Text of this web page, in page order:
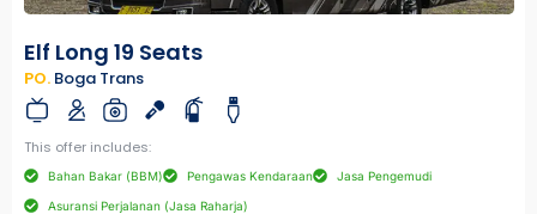
Elf Long 19 Seats
PO. Boga Trans
This offer includes:
Bahan Bakar (BBM) Pengawas Kendaraan Jasa Pengemudi
Asuransi Perjalanan (Jasa Raharja)